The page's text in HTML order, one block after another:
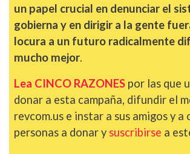
un papel crucial en denunciar el
gobierna y en dirigir a la gente
locura a un futuro radicalmente
mucho mejor.
Lea CINCO RAZONES por las que
donar a esta campaña, difundir el
revcom.us e instar a sus amigos y a
personas a donar y suscribirse a